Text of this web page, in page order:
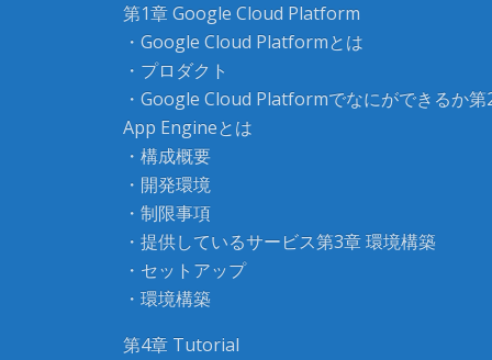
第1章 Google Cloud Platform
・Google Cloud Platformとは
・プロダクト
・Google Cloud Platformでなにができるか
App Engineとは
・構成概要
・開発環境
・制限事項
・提供しているサービス第3章 環境構築
・セットアップ
・環境構築
第4章 Tutorial